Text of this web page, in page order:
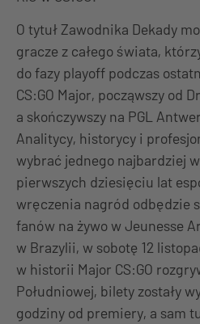
O tytuł Zawodnika Dekady
gracze z całego świata,
do fazy playoff podczas
CS:GO Major, począwszy od
a skończywszy na PGL
Analitycy, historycy i
wybrać jednego najbardziej
pierwszych dziesięciu lat
wręczenia nagród odbędzie
fanów na żywo w Jeunesse
w Brazylii, w sobotę 12
w historii Major CS:GO
Południowej, bilety zostały
godziny od premiery, a sam